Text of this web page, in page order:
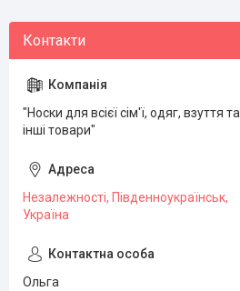
"Носки для всієї сім'ї, одяг, взуття та
інші товари"
Незалежності, Південноукраїнськ,
Україна
Ольга